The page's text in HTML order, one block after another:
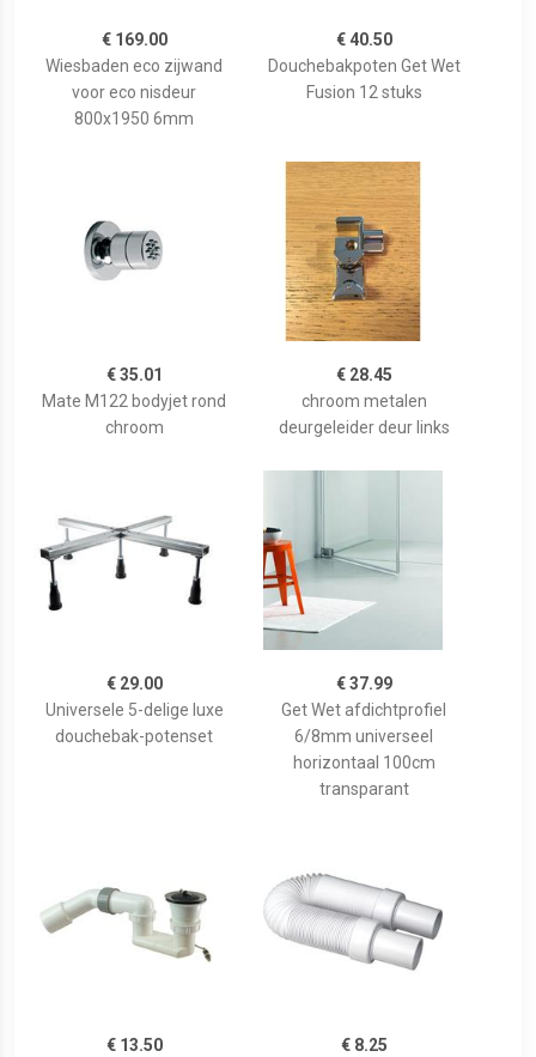
€ 169.00
Wiesbaden eco zijwand
voor eco nisdeur
800x1950 6mm
€ 40.50
Douchebakpoten Get Wet
Fusion 12 stuks
€ 35.01
Mate M122 bodyjet rond
chroom
€ 28.45
chroom metalen
deurgeleider deur links
€ 29.00
Universele 5-delige luxe
douchebak-potenset
€ 37.99
Get Wet afdichtprofiel
6/8mm universeel
horizontaal 100cm
transparant
€ 13.50
€ 8.25